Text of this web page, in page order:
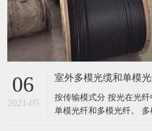
06
2021-05
室外多模光缆和单模
按传输模式分 按光在光纤
单模光纤和多模光纤。 多模光纤的纤芯直径为